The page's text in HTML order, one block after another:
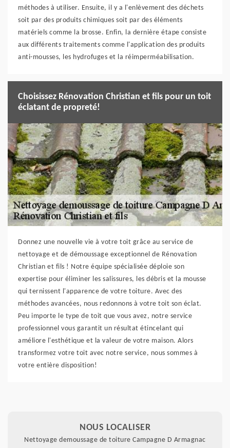
méthodes à utiliser. Ensuite, il y a l'enlèvement des déchets
soit par des produits chimiques soit par des éléments
matériels comme la brosse. Enfin, la dernière étape consiste
aux différents traitements comme l'application des produits
anti-mousses, les hydrofuges et la réimperméabilisation.
Choisissez Rénovation Christian et fils pour un toit
éclatant de propreté!
Donnez une nouvelle vie à votre toit grâce au service de
nettoyage et de démoussage exceptionnel de Rénovation
Christian et fils ! Notre équipe spécialisée déploie son
expertise pour éliminer les salissures, les débris et la mousse
qui ternissent l'apparence de votre toiture. Avec des
méthodes avancées, nous redonnons à votre toit son éclat.
Peu importe le type de toit que vous avez, notre service
professionnel vous garantit un résultat étincelant qui
améliore l'esthétique et la valeur de votre maison. Alors
transformez votre toit avec notre service, nous sommes à
votre entière disposition!
NOUS LOCALISER
Nettoyage demoussage de toiture Campagne D Armagnac